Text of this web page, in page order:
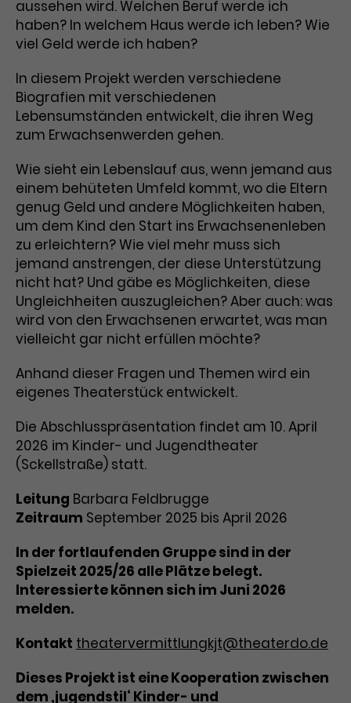
Benutzer*in wiedererkannt werden,
und es wird Zugang zu
geschützten Bereichen gewährt.
Name cookie_optin
Laufzeit 1 Monat
Zweck
Enthält die gewählten Tracking-
Optin-Einstellungen.
Laufzeit 2 Jahre
Analytics installiert. Das Cookie
wird verwendet, um
Besucher*innen-, Sitzungs- und
Kampagnendaten zu berechnen
den Analysebericht der Website zu
verfolgen. Die Cookies speichern
Informationen anonym und weisen
eine zufallsgenerierte Nummer zu,
um Besuche zu erkennen.
Name _gid
Anbieter Google Analytics
Laufzeit 1 Tag
Zweck
Analytics installiert. Das Cookie
wird verwendet, um Informationen
darüber zu speichern, wie
nutzen, und hilft bei der Erstellung
eines Analyseberichts über die
erhobenen Daten umfassen in
anonymisierter Form die Anzahl
der Besuche, die Quelle, aus der sie
Name _gat_UA-63561367-1
Marketing
Diese Gruppe beinhaltet alle Scripte, die es uns
ermöglichen die Leistung unserer
Conversions zu messen. Außerdem helfen sie
uns dabei Werbeanzeigen und Inhalte besser auf
die Interessen unserer Nutzer abzustimmen.
Name
_gcl_au
Anbieter Google Ads
Laufzeit 3 Monate
Zweck
Wird von Google verwendet, um
die Effizienz von Werbeanzeigen zu
messen und Conversions zu
speichern. Dieses Cookie hilft dabei
nachzuvollziehen, ob Nutzer über
Google-Anzeigen auf unsere
Website gelangt sind.
Anbieter Google Ads
Zweck
Dieses Cookie speichert
Informationen zu Werbeklicks und
dient der Zuordnung von
Conversions zu Google Ads-
Kampagnen.
Anbieter Google / DoubleClick
Cookie-Informationen
aussehen wird. Welchen Beruf werde ich
haben? In welchem Haus werde ich leben? Wie
viel Geld werde ich haben?
In diesem Projekt werden verschiedene
Biografien mit verschiedenen
Lebensumständen entwickelt, die ihren Weg
zum Erwachsenwerden gehen.
Wie sieht ein Lebenslauf aus, wenn jemand aus
einem behüteten Umfeld kommt, wo die Eltern
genug Geld und andere Möglichkeiten haben,
um dem Kind den Start ins Erwachsenenleben
zu erleichtern? Wie viel mehr muss sich
jemand anstrengen, der diese Unterstützung
nicht hat? Und gäbe es Möglichkeiten, diese
Ungleichheiten auszugleichen? Aber auch: was
wird von den Erwachsenen erwartet, was man
vielleicht gar nicht erfüllen möchte?
Anhand dieser Fragen und Themen wird ein
eigenes Theaterstück entwickelt.
Die Abschlusspräsentation findet am 10. April
2026 im Kinder- und Jugendtheater
(Sckellstraße) statt.
Leitung Barbara Feldbrugge
Zeitraum September 2025 bis April 2026
In der fortlaufenden Gruppe sind in der
Spielzeit 2025/26 alle Plätze belegt.
Interessierte können sich im Juni 2026
melden.
Kontakt theatervermittlungkjt@theaterdo.de
Dieses Projekt ist eine Kooperation zwischen
dem ‚jugendstil‘ Kinder- und